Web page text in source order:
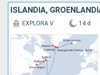
EXPLORA V 14 d